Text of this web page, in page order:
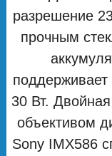
разрешение
прочным
30 Вт.
объективом
Sony IMX586